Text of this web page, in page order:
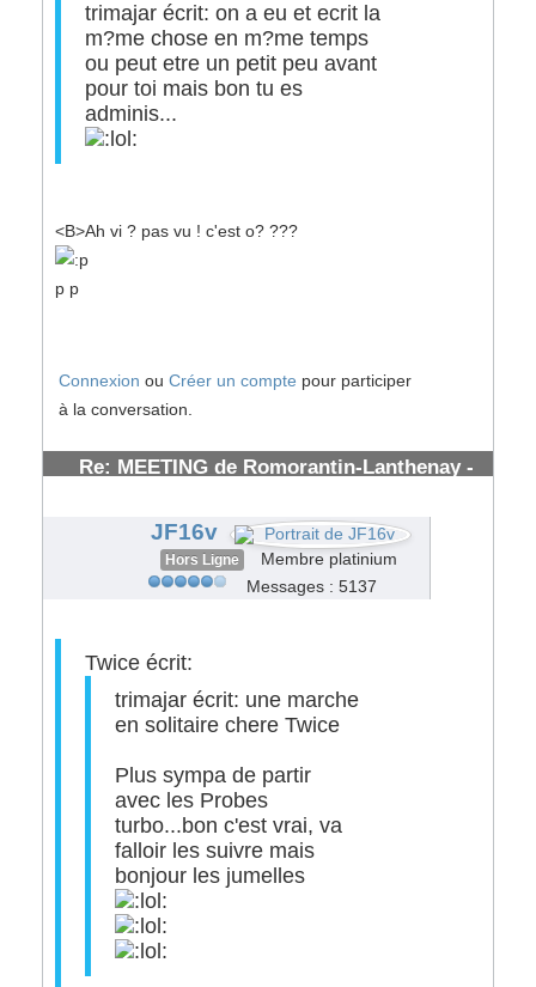
trimajar écrit: on a eu et ecrit la
m?me chose en m?me temps
ou peut etre un petit peu avant
pour toi mais bon tu es
adminis...
<B>Ah vi ? pas vu ! c'est o? ???
p p
Connexion ou Créer un compte pour participer
à la conversation.
Re: MEETING de Romorantin-Lanthenay -
JF16v
Hors Ligne
Membre platinium
Messages : 5137
Twice écrit:
trimajar écrit: une marche
en solitaire chere Twice
Plus sympa de partir
avec les Probes
turbo...bon c'est vrai, va
falloir les suivre mais
bonjour les jumelles